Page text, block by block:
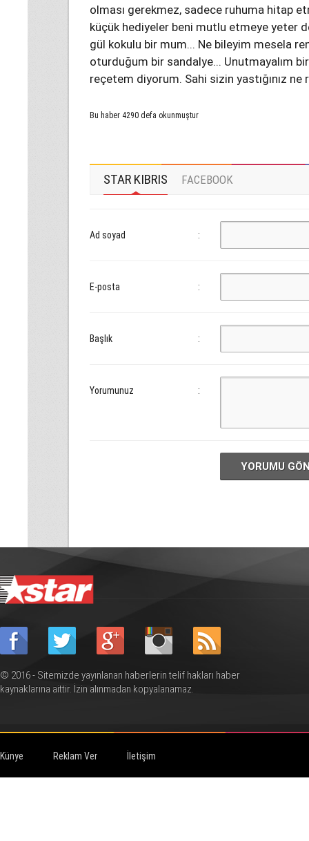
olması gerekmez, sadece ruhuma hitap
küçük hediyeler beni mutlu etmeye yeter
gül kokulu bir mum... Ne bileyim mesela
oturduğum bir sandalye... Unutmayalım
reçetem diyorum. Sahi sizin yastığınız ne
Bu haber 4290 defa okunmuştur
STAR KIBRIS FACEBOOK
Ad soyad :
E-posta :
Başlık :
Yorumunuz :
YORUMU
© 2016 - Sitemizde yayınlanan haberlerin telif hakları haber
kaynaklarına aittir. İzin alınmadan kopyalanamaz.
Künye Reklam Ver İletişim